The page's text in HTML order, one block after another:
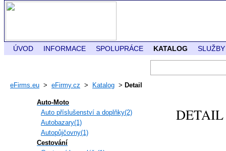
ÚVOD INFORMACE SPOLUPRÁCE KATALOG SLUŽBY
eFirms.eu > eFirmy.cz > Katalog > Detail
Auto-Moto
Auto příslušenství a doplňky(2)
Autobazary(1)
Autopůjčovny(1)
Cestování